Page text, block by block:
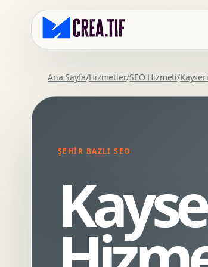
Kurumsal Web Tasarim
SEO Uyumlu Web Tasarim
Webflow Web Tasarim
Framer Web Tasarim
Kurumsal Site Yenileme
Dashboard UI
Conversion UX
Ana Sayfa/Hizmetler/SEO Hizmeti/
ŞEHIR BAZLI SEO